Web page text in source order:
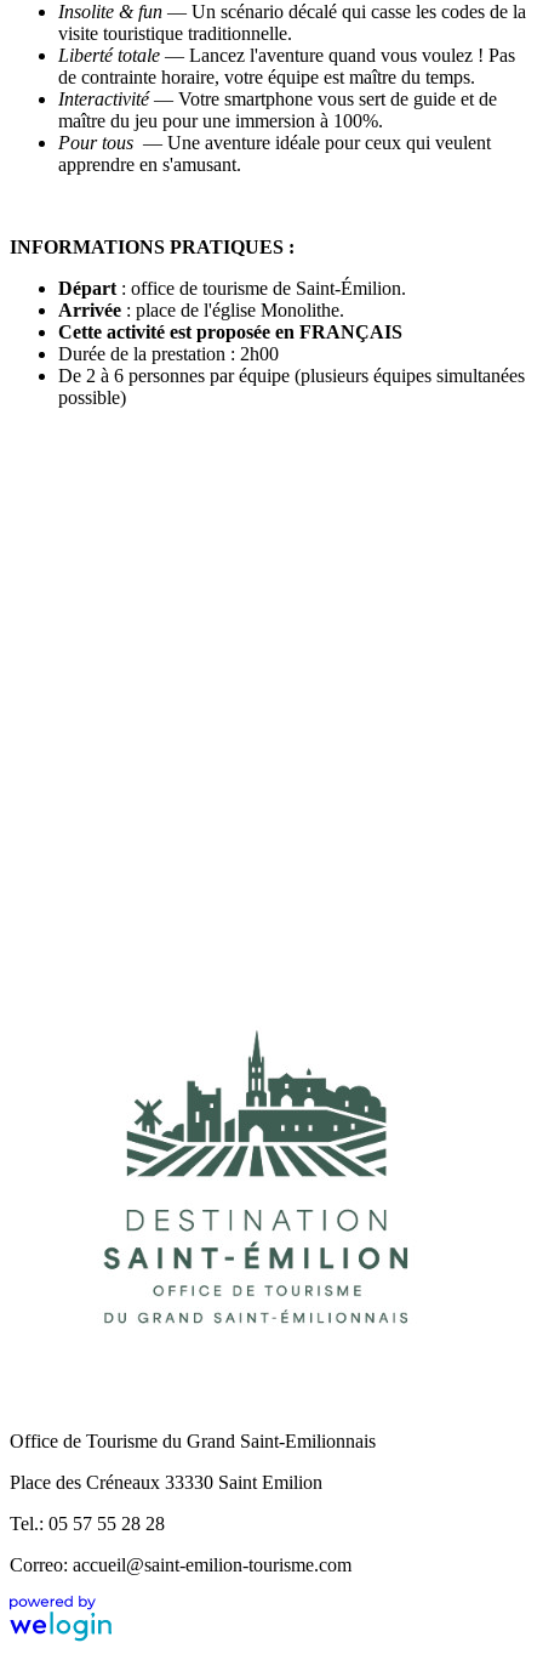
Insolite & fun — Un scénario décalé qui casse les codes de la
visite touristique traditionnelle.
Liberté totale — Lancez l'aventure quand vous voulez ! Pas
de contrainte horaire, votre équipe est maître du temps.
Interactivité— Votre smartphone vous sert de guide et de
maître du jeu pour une immersion à 100%.
Pour tous — Une aventure idéale pour ceux qui veulent
apprendre en s'amusant.
INFORMATIONS PRATIQUES :
Départ : office de tourisme de Saint-Émilion.
Arrivée : place de l'église Monolithe.
Cette activité est proposée en FRANÇAIS
Durée de la prestation : 2h00
De 2 à 6 personnes par équipe (plusieurs équipes simultanées
possible)
Office de Tourisme du Grand Saint-Emilionnais
Place des Créneaux 33330 Saint Emilion
Tel.: 05 57 55 28 28
Correo: accueil@saint-emilion-tourisme.com